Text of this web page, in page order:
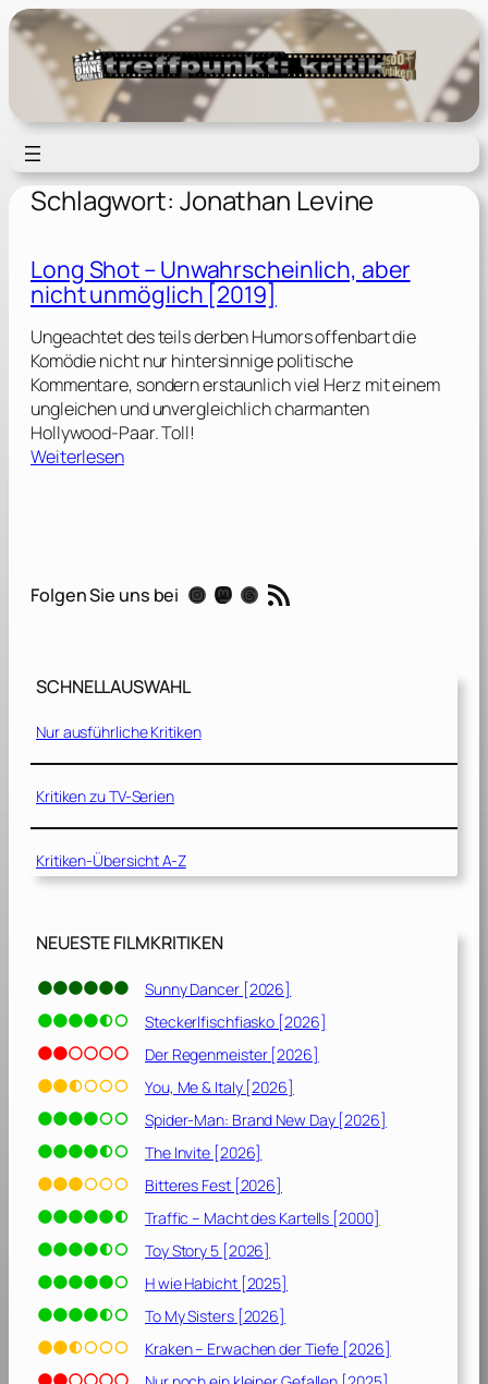
Zum
Inhalt
springen
Schlagwort: Jonathan Levine
Long Shot – Unwahrscheinlich, aber
nicht unmöglich [2019]
Ungeachtet des teils derben Humors offenbart die
Komödie nicht nur hintersinnige politische
Kommentare, sondern erstaunlich viel Herz mit einem
ungleichen und unvergleichlich charmanten
Hollywood-Paar. Toll!
Weiterlesen:
h
–
n
w
a
s
c
e
n
i
c
h
a
b
e
r
n
i
c
h
t
u
Folgen Sie uns bei Instagram Mastodon Threads RSS-Feed
SCHNELLAUSWAHL
Nur ausführliche Kritiken
Kritiken zu TV-Serien
Kritiken-Übersicht A-Z
NEUESTE FILMKRITIKEN
Sunny Dancer [2026]
Steckerlfischfiasko [2026]
Der Regenmeister [2026]
You, Me & Italy [2026]
Spider-Man: Brand New Day [2026]
The Invite [2026]
Bitteres Fest [2026]
Traffic – Macht des Kartells [2000]
Toy Story 5 [2026]
H wie Habicht [2025]
To My Sisters [2026]
Kraken – Erwachen der Tiefe [2026]